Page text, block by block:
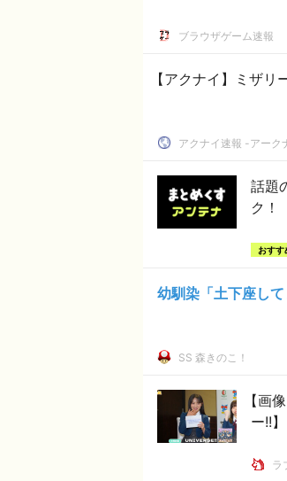
ブラウザゲーム速報
【アクナイ】ミザリ
アクナイ速報 -アーク
話題
ク！
おすす
幼馴染「土下座し
SS 森きのこ！
【画
ー!!】
ラ